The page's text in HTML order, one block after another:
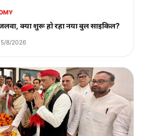
क्या शुरू हो रहा नया बुल साइकिल?
5/8/2026